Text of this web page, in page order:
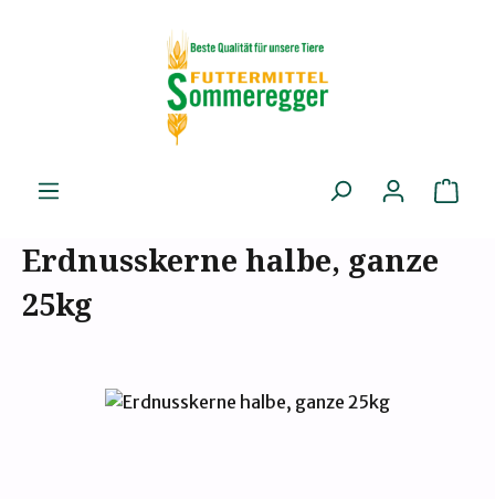
Zum Hauptinhalt springen
Erdnusskerne halbe, ganze
25kg
Bildergalerie überspringen